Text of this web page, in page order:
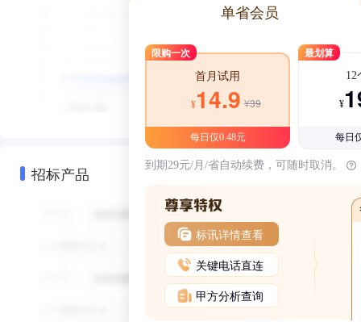
招标产品
单省会员
限购一次
首月试用
¥14.9 ¥39
每日仅0.48元
最划算
12
¥
每日
到期29元/月/省自动续费，可随时取消。
标讯详情查看
关键电话直连
甲方分析查询